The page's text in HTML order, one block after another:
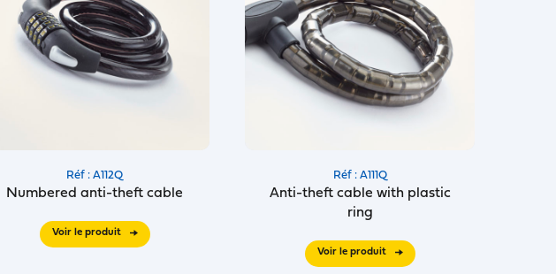
Réf : A112Q
Numbered anti-theft cable
Voir le produit
Réf : A111Q
Anti-theft cable with plastic
ring
Voir le produit